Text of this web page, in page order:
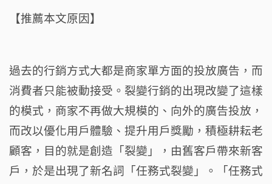
c
b
o
o
k
a
t
ra
m
【推薦本文原因】
過去的行銷方式大都是商家單方面的投放廣告，而
消費者只能被動接受。裂變行銷的出現改變了這樣
的模式，商家不再做大規模的、向外的廣告投放，
而改以優化用戶體驗、提升用戶獎勵，積極耕耘老
顧客，目的就是創造「裂變」，由舊客戶帶來新客
戶，於是出現了新名詞「任務式裂變」。「任務式